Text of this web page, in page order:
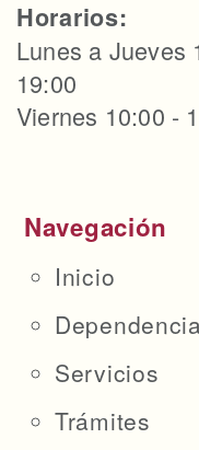
Horarios:
Lunes a Jueves
19:00
Viernes 10:00 -
Navegación
Inicio
Servicios
Trámites